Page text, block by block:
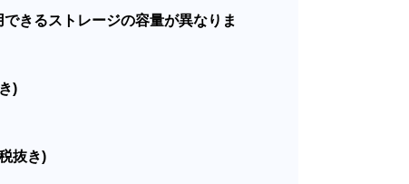
できるストレージの容量が異なりま
)
抜き)